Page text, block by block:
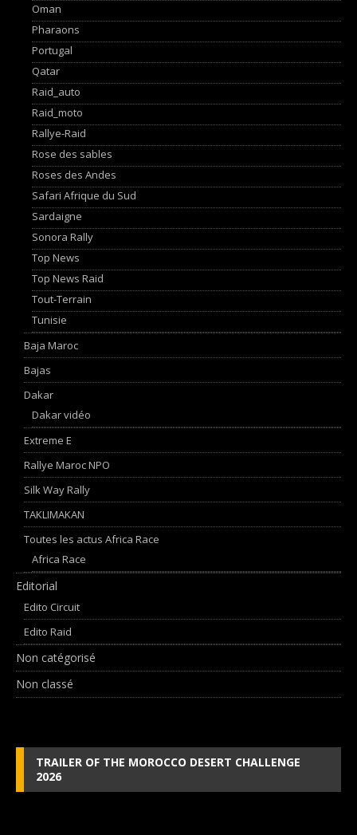
Oman
Pharaons
Portugal
Qatar
Raid_auto
Raid_moto
Rallye-Raid
Rose des sables
Roses des Andes
Safari Afrique du Sud
Sardaigne
Sonora Rally
Top News
Top News Raid
Tout-Terrain
Tunisie
Baja Maroc
Bajas
Dakar
Dakar vidéo
Extreme E
Rallye Maroc NPO
Silk Way Rally
TAKLIMAKAN
Toutes les actus Africa Race
Africa Race
Editorial
Edito Circuit
Edito Raid
Non catégorisé
Non classé
TRAILER OF THE MOROCCO DESERT CHALLENGE
2026